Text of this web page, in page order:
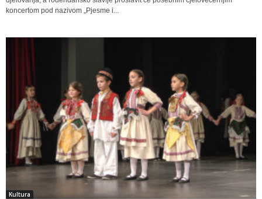
koncertom pod nazivom „Pjesme i...
Kultura